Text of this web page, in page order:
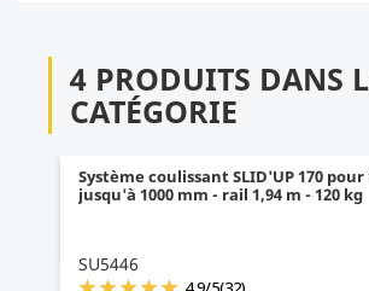
4 PRODUITS DANS
CATÉGORIE
Système coulissant SLID'UP 170
jusqu'à 1200 mm - rail 2,4 m - 120 kg
SU5134